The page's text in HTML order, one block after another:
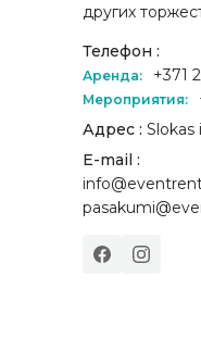
других
Телефон :
Аренда: +371
Мероприятия:
Адрес : Slokas
E-mail :